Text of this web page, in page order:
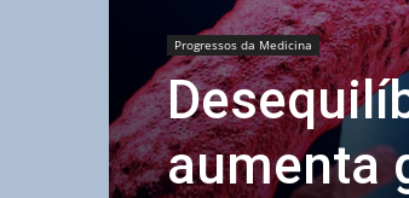
Progressos da Medicina
aumenta